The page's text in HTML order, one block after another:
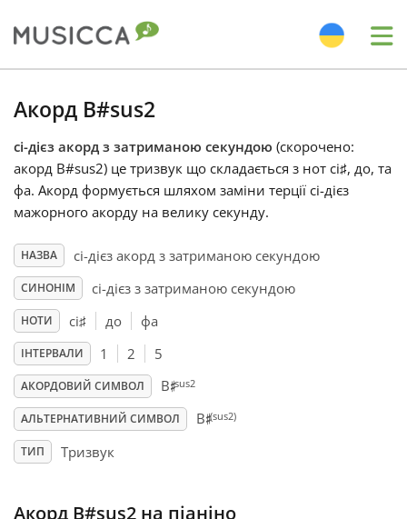
Български
Dansk
Deutsch
English
Español
Акорд B#sus2
сі-дієз акорд з затриманою секундою (скорочено:
акорд B#sus2) це тризвук що складається з нот сі♯, до, та
фа. Акорд формується шляхом заміни терції сі-дієз
мажорного акорду на велику секунду.
НАЗВА сі-дієз акорд з затриманою секундою
СИНОНІМ сі-дієз з затриманою секундою
НОТИ сі♯ до фа
ІНТЕРВАЛИ 1 2 5
АКОРДОВИЙ СИМВОЛ B♯sus2
АЛЬТЕРНАТИВНИЙ СИМВОЛ B♯(sus2)
ТИП Тризвук
Акорд B#sus2 на піаніно